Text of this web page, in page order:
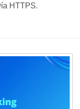
HTTPS.